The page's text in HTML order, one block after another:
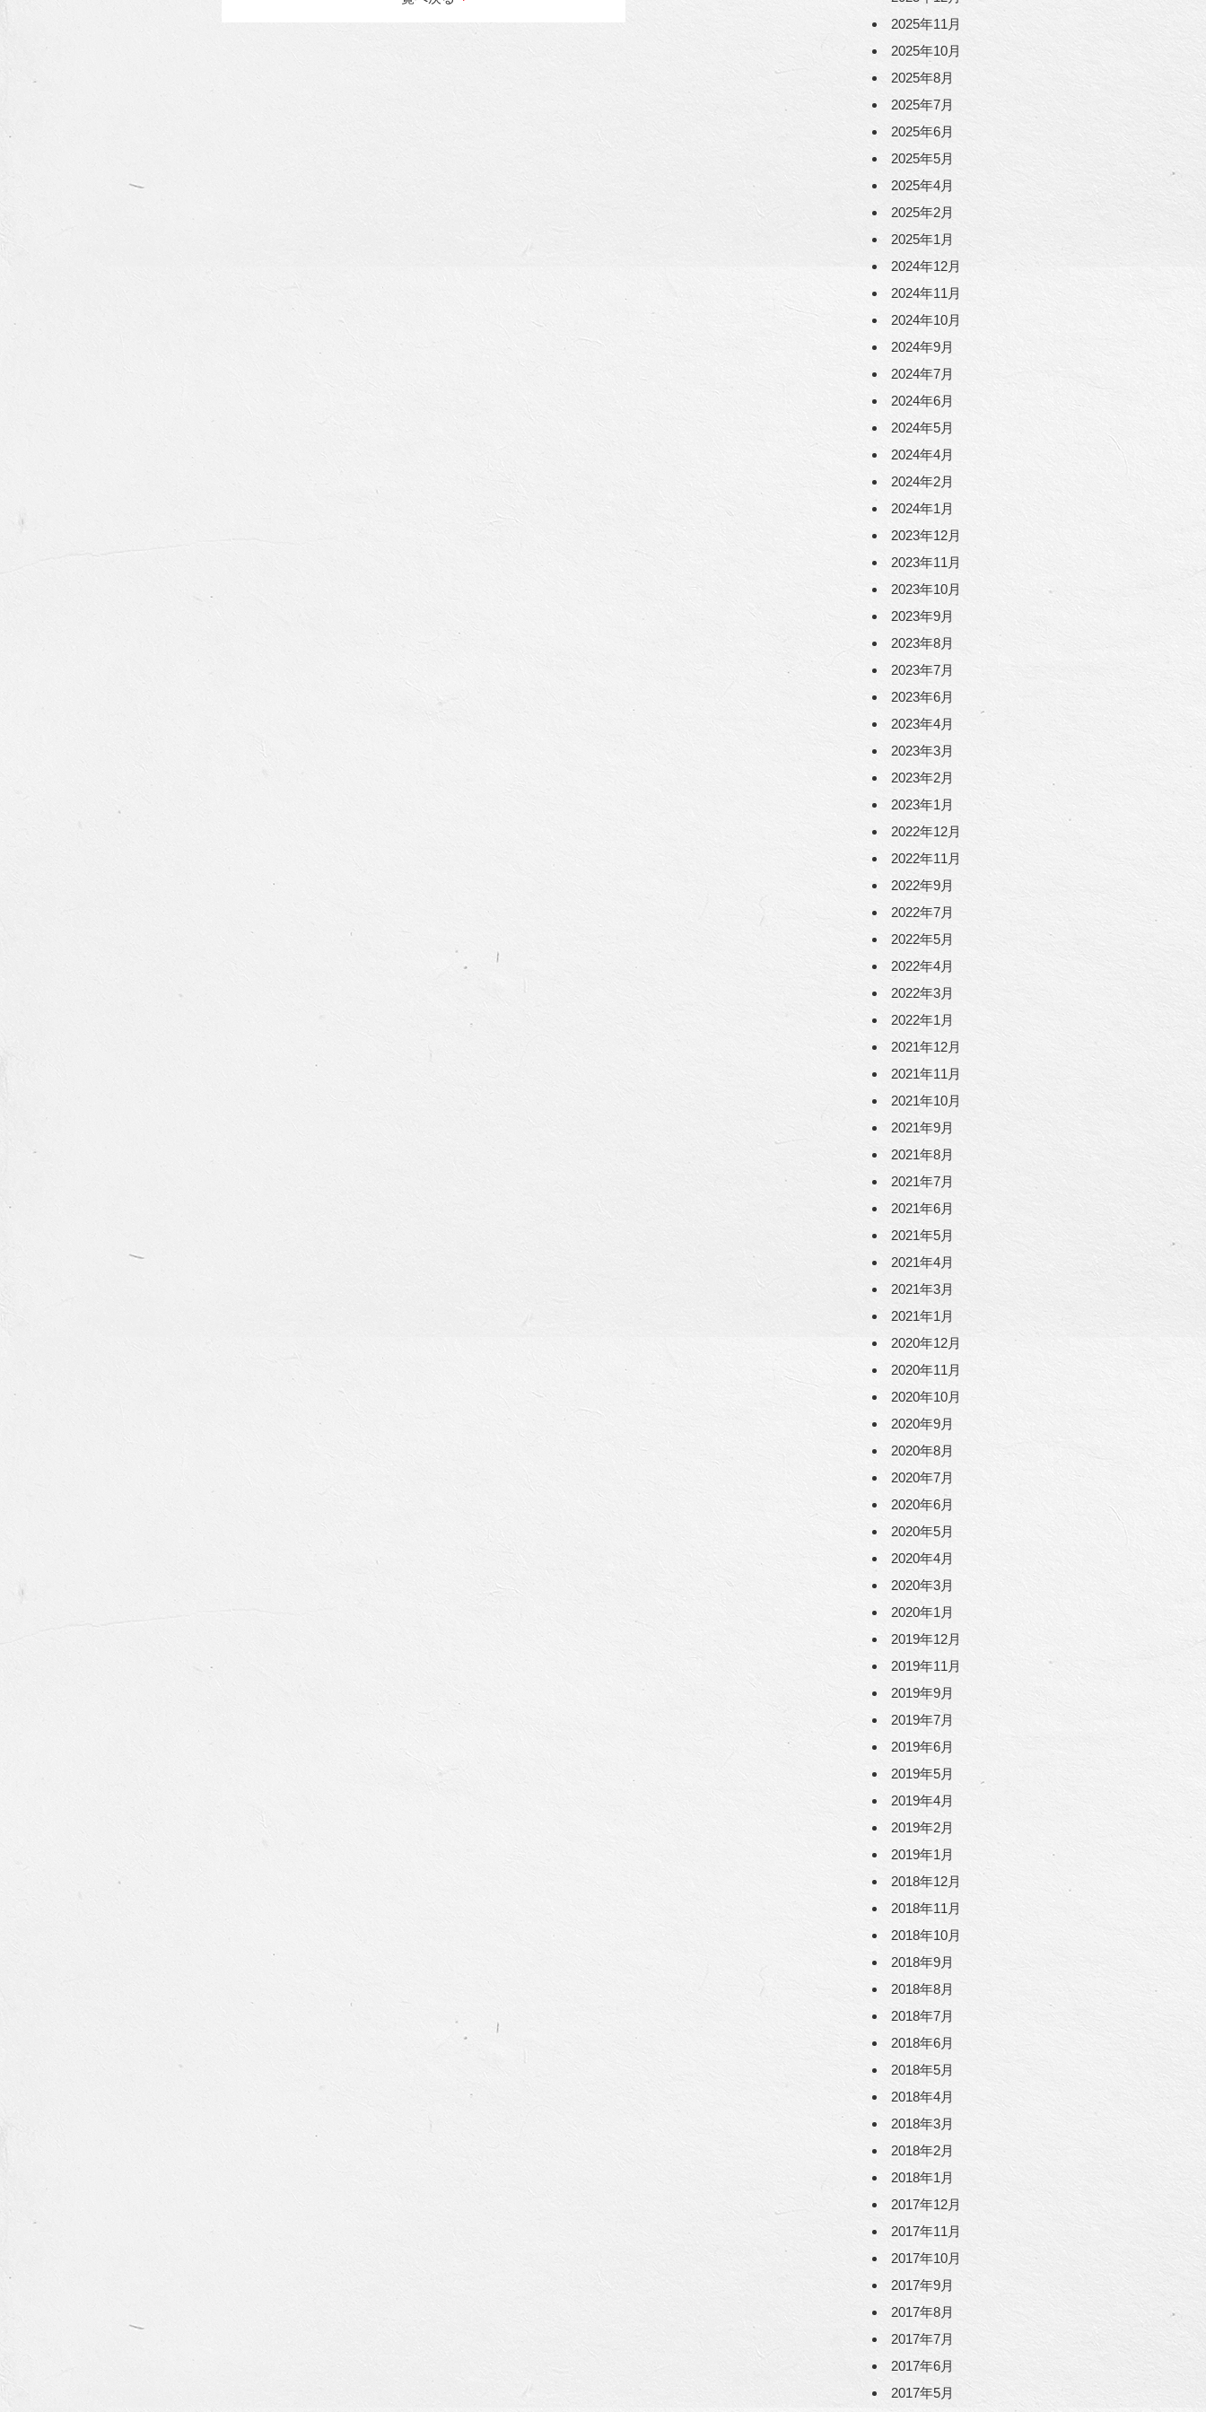
2025年11月
2025年10月
2025年8月
2025年7月
2025年6月
2025年5月
2025年4月
2025年2月
2025年1月
2024年12月
2024年11月
2024年10月
2024年9月
2024年7月
2024年6月
2024年5月
2024年4月
2024年2月
2024年1月
2023年12月
2023年11月
2023年10月
2023年9月
2023年8月
2023年7月
2023年6月
2023年4月
2023年3月
2023年2月
2023年1月
2022年12月
2022年11月
2022年9月
2022年7月
2022年5月
2022年4月
2022年3月
2022年1月
2021年12月
2021年11月
2021年10月
2021年9月
2021年8月
2021年7月
2021年6月
2021年5月
2021年4月
2021年3月
2021年1月
2020年12月
2020年11月
2020年10月
2020年9月
2020年8月
2020年7月
2020年6月
2020年5月
2020年4月
2020年3月
2020年1月
2019年12月
2019年11月
2019年9月
2019年7月
2019年6月
2019年5月
2019年4月
2019年2月
2019年1月
2018年12月
2018年11月
2018年10月
2018年9月
2018年8月
2018年7月
2018年6月
2018年5月
2018年4月
2018年3月
2018年2月
2018年1月
2017年12月
2017年11月
2017年10月
2017年9月
2017年8月
2017年7月
2017年6月
2017年5月